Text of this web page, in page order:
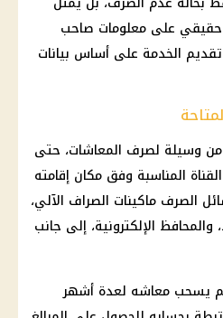
حقيقي على معلومات صاحب
الخدمة على أساس بيانات
من وسيلة لصرف المعاشات، حتى
المناسبة وفق مكان إقامته
الصرف ماكينات الصراف الآلي،
والمحافظ الإلكترونية، إلى جانب
يسحب معاشه لعدة أشهر